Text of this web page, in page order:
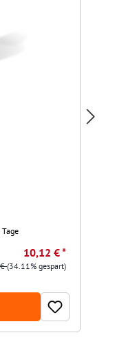
10,12 € *
€(34.11% gespart)